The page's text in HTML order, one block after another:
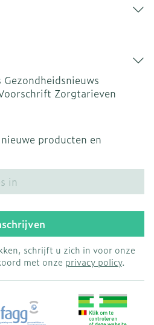
Gezondheidsnieuws
Zorgtarieven
producten en
schrijft u zich in voor onze
met onze privacy policy.